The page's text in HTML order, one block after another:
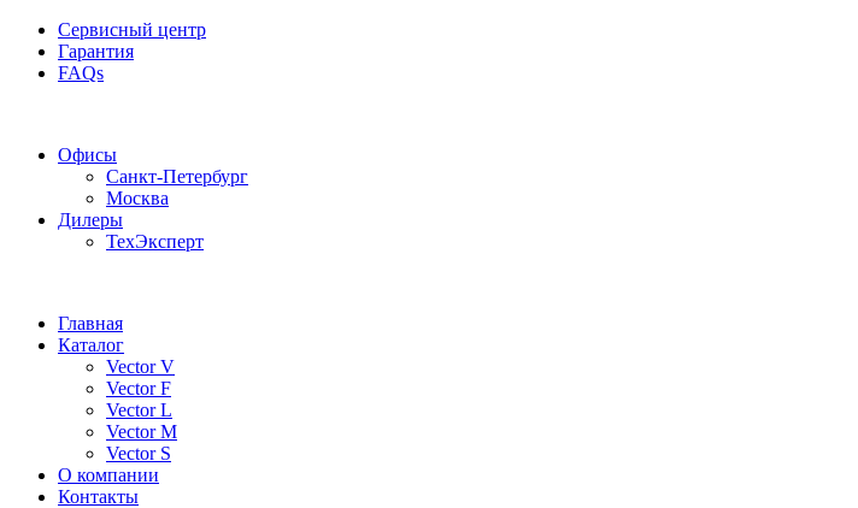
Сервисный центр
Гарантия
FAQs
Офисы
Санкт-Петербург
Москва
Дилеры
ТехЭксперт
Главная
Каталог
Vector V
Vector F
Vector L
Vector M
Vector S
О компании
Контакты